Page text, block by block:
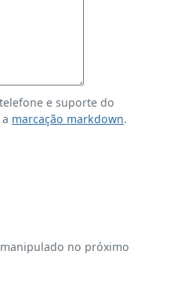
e suporte do
marcação markdown.
no próximo